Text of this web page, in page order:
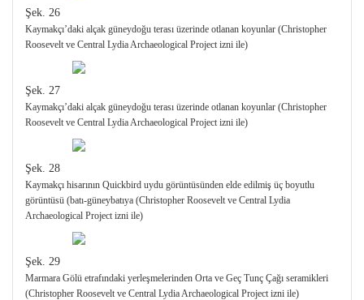
Şek. 26
Kaymakçı’daki alçak güneydoğu terası üzerinde otlanan koyunlar (Christopher
Roosevelt ve Central Lydia Archaeological Project izni ile)
Şek. 27
Kaymakçı’daki alçak güneydoğu terası üzerinde otlanan koyunlar (Christopher
Roosevelt ve Central Lydia Archaeological Project izni ile)
Şek. 28
Kaymakçı hisarının Quickbird uydu görüntüsünden elde edilmiş üç boyutlu
görüntüsü (batı-güneybatıya (Christopher Roosevelt ve Central Lydia
Archaeological Project izni ile)
Şek. 29
Marmara Gölü etrafındaki yerleşmelerinden Orta ve Geç Tunç Çağı seramikleri
(Christopher Roosevelt ve Central Lydia Archaeological Project izni ile)